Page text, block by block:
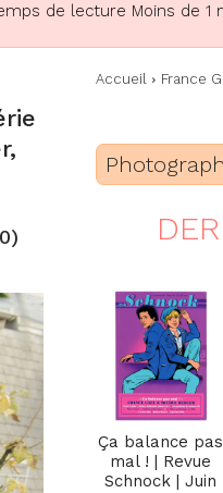
de lecture Moins de 1
Accueil France
Ça balance pas
mal ! | Revue
Schnock | Juin